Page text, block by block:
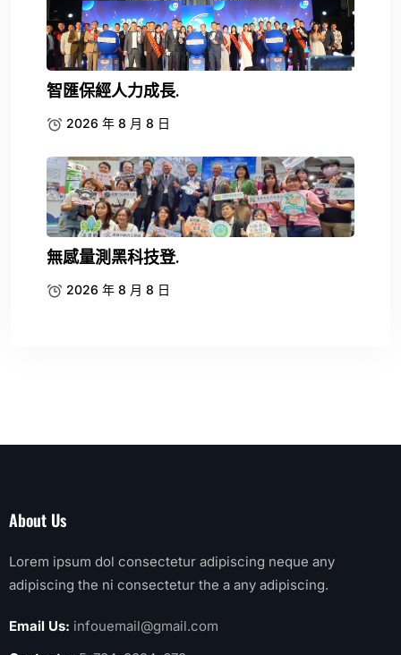
智匯保經人力成長.
2026 年 8 月 8 日
無感量測黑科技登.
2026 年 8 月 8 日
About Us
Lorem ipsum dol consectetur adipiscing neque any
adipiscing the ni consectetur the a any adipiscing.
Email Us: infouemail@gmail.com